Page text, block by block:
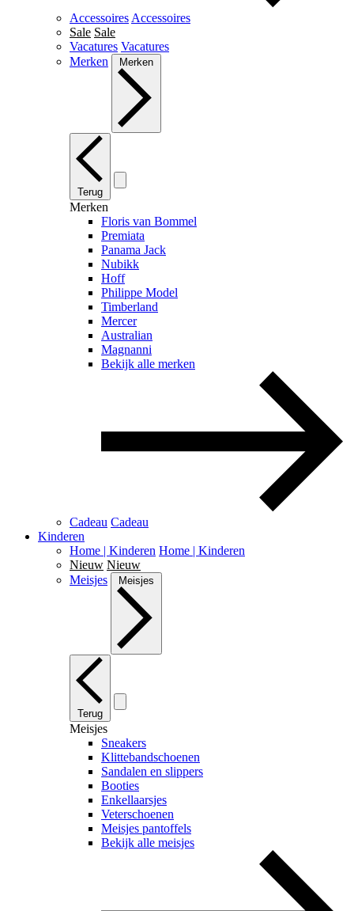
Accessoires Accessoires
Sale Sale
Vacatures Vacatures
Merken
Merken
Terug
Merken
Floris van Bommel
Premiata
Panama Jack
Nubikk
Hoff
Philippe Model
Timberland
Mercer
Australian
Magnanni
Bekijk alle merken
Cadeau Cadeau
Kinderen
Home | Kinderen Home | Kinderen
Nieuw Nieuw
Meisjes
Meisjes
Terug
Meisjes
Sneakers
Klittebandschoenen
Sandalen en slippers
Booties
Enkellaarsjes
Veterschoenen
Meisjes pantoffels
Bekijk alle meisjes